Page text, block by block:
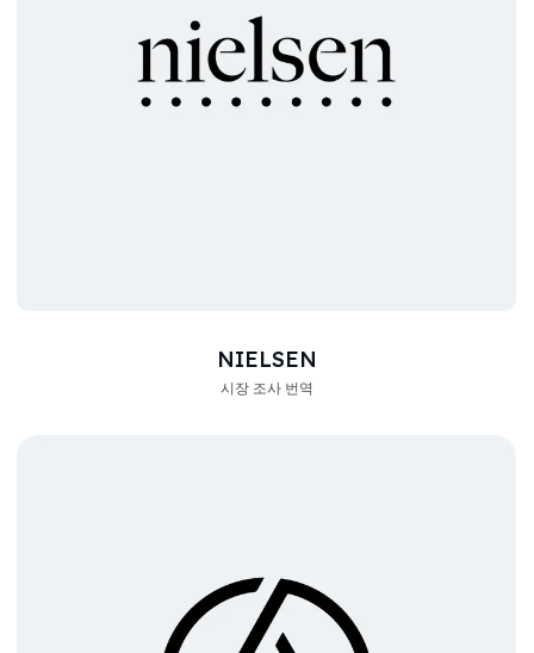
NIELSEN
시장 조사 번역